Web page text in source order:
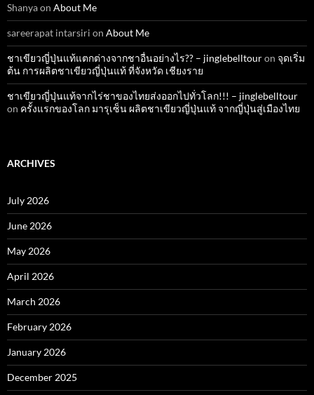
Shanyaon About Me
sareerapat intarsiri on About Me
ชาเขียวญี่ปุ่นแท้แตกต่างจากชาอื่นอย่างไร?? – jinglebelltouron จุดเริ่ม
ต้น การผลิตชาเขียวญี่ปุ่นแท้ ที่จังหวัด เชียงราย
ชาเขียวญี่ปุ่นแท้จากไร่ชาของไทยส่งออกไปทั่วโลก!!! – jinglebelltour
on ครั้งแรกของโลก มารุเซ็น ผลิตชาเขียวญี่ปุ่นแท้ จากญี่ปุ่นสู่เมืองไทย
ARCHIVES
July 2026
June 2026
May 2026
April 2026
March 2026
February 2026
January 2026
December 2025